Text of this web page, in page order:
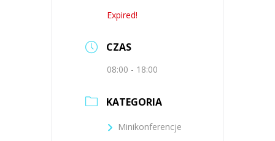
Expired!
CZAS
08:00 - 18:00
KATEGORIA
Minikonferencje